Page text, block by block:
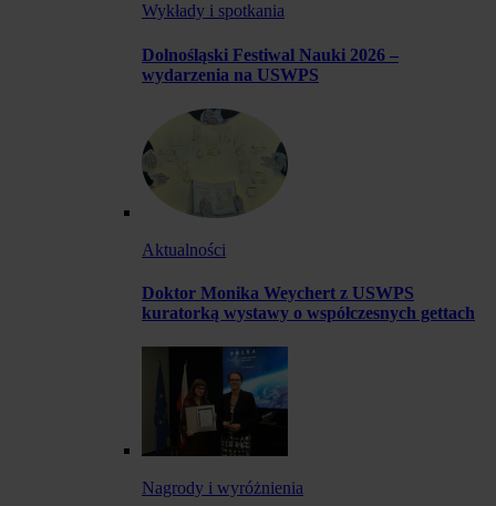
Wykłady i spotkania
Dolnośląski Festiwal Nauki 2026 –
wydarzenia na USWPS
Aktualności
Doktor Monika Weychert z USWPS
kuratorką wystawy o współczesnych gettach
Nagrody i wyróżnienia